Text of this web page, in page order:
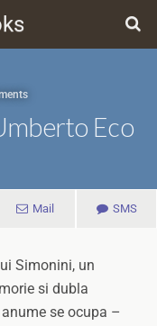
Eco
Mail SMS
Simonini, un
si dubla
se ocupa –